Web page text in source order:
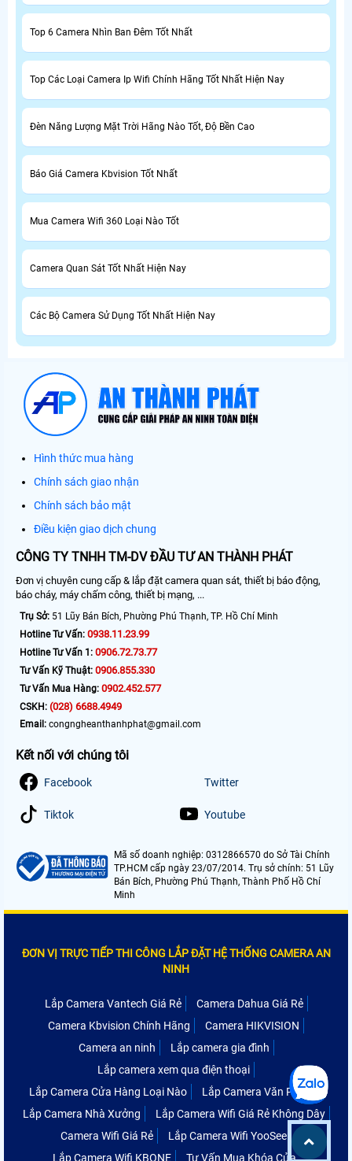
Top 6 Camera Nhìn Ban Đêm Tốt Nhất
Top Các Loại Camera Ip Wifi Chính Hãng Tốt Nhất Hiện Nay
Đèn Năng Lượng Mặt Trời Hãng Nào Tốt, Độ Bền Cao
Báo Giá Camera Kbvision Tốt Nhất
Mua Camera Wifi 360 Loại Nào Tốt
Camera Quan Sát Tốt Nhất Hiện Nay
Các Bộ Camera Sử Dụng Tốt Nhất Hiện Nay
Hình thức mua hàng
Chính sách giao nhận
Chính sách bảo mật
Điều kiện giao dịch chung
CÔNG TY TNHH TM-DV ĐẦU TƯ AN THÀNH PHÁT
Đơn vị chuyên cung cấp & lắp đặt camera quan sát, thiết bị báo động,
báo cháy, máy chấm công, thiết bị mạng, ...
Trụ Sở: 51 Lũy Bán Bích, Phường Phú Thạnh, TP. Hồ Chí Minh
Hotline Tư Vấn: 0938.11.23.99
Hotline Tư Vấn 1: 0906.72.73.77
Tư Vấn Kỹ Thuật: 0906.855.330
Tư Vấn Mua Hàng: 0902.452.577
CSKH: (028) 6688.4949
Email: congngheanthanhphat@gmail.com
Kết nối với chúng tôi
Facebook Twitter
Tiktok Youtube
Mã số doanh nghiệp: 0312866570 do Sở Tài Chính
TP.HCM cấp ngày 23/07/2014. Trụ sở chính: 51 Lũy
Bán Bích, Phường Phú Thạnh, Thành Phố Hồ Chí
Minh
ĐƠN VỊ TRỰC TIẾP THI CÔNG LẮP ĐẶT HỆ THỐNG CAMERA AN
NINH
Lắp Camera Vantech Giá Rẻ
Camera Dahua Giá Rẻ
Camera Kbvision Chính Hãng
Camera HIKVISION
Camera an ninh
Lắp camera gia đình
Lắp camera xem qua điện thoại
Lắp Camera Cửa Hàng Loại Nào
Lắp Camera Văn Phòng
Lắp Camera Nhà Xưởng
Lắp Camera Wifi Giá Rẻ Không Dây
Camera Wifi Giá Rẻ
Lắp Camera Wifi YooSee
Lắp Camera Wifi KBONE
Tư Vấn Mua Khóa Cửa